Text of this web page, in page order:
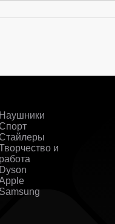
Наушники
и
работа
Dyson
Samsung